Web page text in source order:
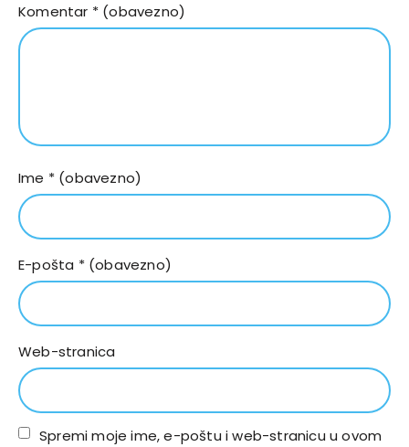
Komentar * (obavezno)
Ime * (obavezno)
E-pošta * (obavezno)
Web-stranica
Spremi moje ime, e-poštu i web-stranicu u ovom